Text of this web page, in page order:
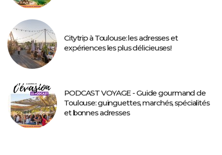
Citytrip à Toulouse: les adresses et
expériences les plus délicieuses!
PODCAST VOYAGE - Guide gourmand de
Toulouse: guinguettes, marchés, spécialités
et bonnes adresses